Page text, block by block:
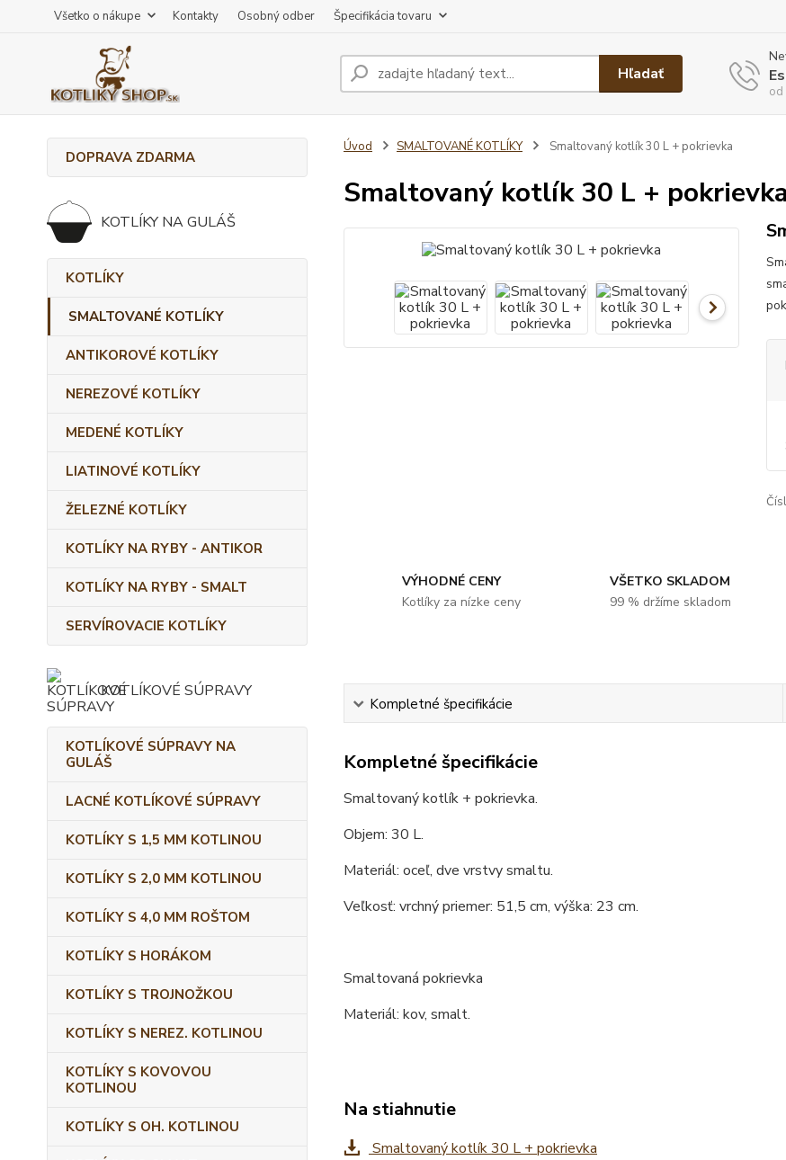
Všetko o nákupe Kontakty Osobný odber Špecifikácia tovaru
Hľadať
DOPRAVA ZDARMA
KOTLÍKY NA GULÁŠ
KOTLÍKY
SMALTOVANÉ KOTLÍKY
ANTIKOROVÉ KOTLÍKY
NEREZOVÉ KOTLÍKY
MEDENÉ KOTLÍKY
LIATINOVÉ KOTLÍKY
ŽELEZNÉ KOTLÍKY
KOTLÍKY NA RYBY - ANTIKOR
KOTLÍKY NA RYBY - SMALT
SERVÍROVACIE KOTLÍKY
KOTLÍKOVÉ SÚPRAVY
KOTLÍKOVÉ SÚPRAVY NA
GULÁŠ
LACNÉ KOTLÍKOVÉ SÚPRAVY
KOTLÍKY S 1,5 MM KOTLINOU
KOTLÍKY S 2,0 MM KOTLINOU
KOTLÍKY S 4,0 MM ROŠTOM
KOTLÍKY S HORÁKOM
KOTLÍKY S TROJNOŽKOU
KOTLÍKY S NEREZ. KOTLINOU
KOTLÍKY S KOVOVOU
KOTLINOU
KOTLÍKY S OH. KOTLINOU
Úvod SMALTOVANÉ KOTLÍKY Smaltovaný kotlík 30 L + pokrievka
Smaltovaný kotlík 30 L + pokrievka
VÝHODNÉ CENY
Kotlíky za nízke ceny
VŠETKO SKLADOM
99 % držíme skladom
Kompletné špecifikácie
Kompletné špecifikácie
Smaltovaný kotlík + pokrievka.
Objem: 30 L.
Materiál: oceľ, dve vrstvy smaltu.
Veľkosť: vrchný priemer: 51,5 cm, výška: 23 cm.
Smaltovaná pokrievka
Materiál: kov, smalt.
Na stiahnutie
Smaltovaný kotlík 30 L + pokrievka